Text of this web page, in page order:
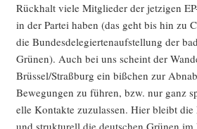
Rück­halt vie­le Mit­glie­der der jet­zi­gen
in der Par­tei haben (das geht bis hin zu
die Bun­des­de­le­gier­ten­auf­stel­lung der
Grü­nen). Auch bei uns scheint der
Brüssel/Straßburg ein biß­chen zur
Bewe­gun­gen zu füh­ren, bzw. nur ganz
el­le Kon­tak­te zuzu­las­sen. Hier bleibt
und struk­tu­rell die deut­schen Grü­nen